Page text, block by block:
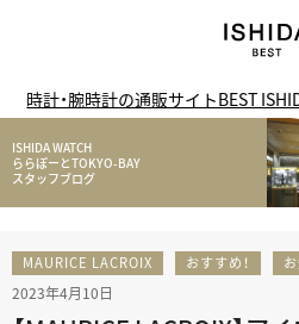
時計・腕時計の通販サイトBEST
ISHIDA WATCH
ららぽーとTOKYO-BAY
スタッフブログ
MAURICE LACROIX おすすめ！
2023年4月10日